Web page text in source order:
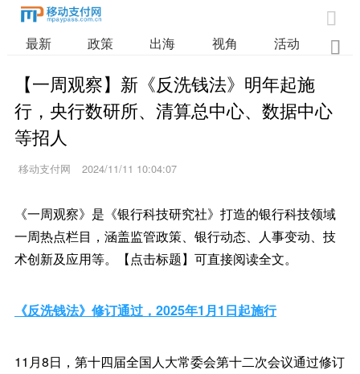

最新 政策 出海 视角 活动 业

【一周观察】新《反洗钱法》明年起施
行，央行数研所、清算总中心、数据中心
等招人
移动支付网 2024/11/11 10:04:07
《一周观察》是《银行科技研究社》打造的银行科技领域
一周热点栏目，涵盖监管政策、银行动态、人事变动、技
术创新及应用等。【点击标题】可直接阅读全文。
《反洗钱法》修订通过，2025年1月1日起施行
11月8日，第十四届全国人大常委会第十二次会议通过修订